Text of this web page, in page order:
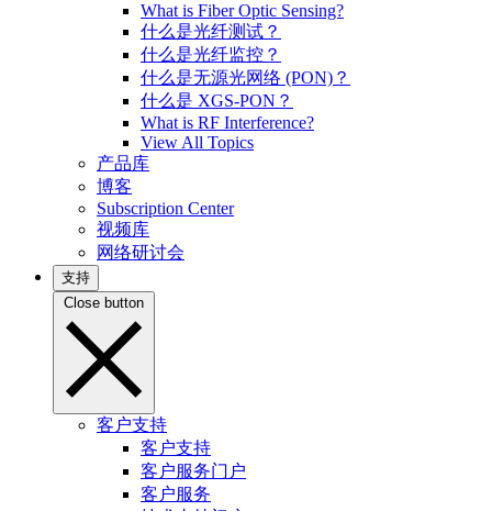
What is Fiber Optic Sensing?
什么是光纤测试？
什么是光纤监控？
什么是无源光网络 (PON)？
什么是 XGS-PON？
What is RF Interference?
View All Topics
产品库
博客
Subscription Center
视频库
网络研讨会
支持
Close button
客户支持
客户支持
客户服务门户
客户服务